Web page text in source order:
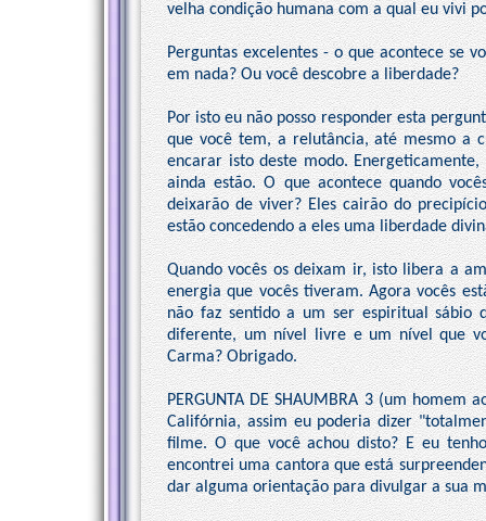
velha condição humana com a qual eu vivi
Perguntas excelentes - o que acontece se
em nada? Ou você descobre a liberdade?
Por isto eu não posso responder esta
que você tem, a relutância, até mesmo a
encarar isto deste modo.
ainda estão. O que acontece quando
deixarão de viver? Eles cairão do
estão concedendo a eles uma liberdade
Quando vocês os deixam ir, isto libera a
energia que vocês tiveram. Agora vocês
não faz sentido a um ser espiritual sábio
diferente, um nível livre e um nível que
Carma? Obrigado.
PERGUNTA DE SHAUMBRA 3 (um
Califórnia, assim eu poderia dizer
filme. O que você achou disto? E eu
encontrei uma cantora que está
dar alguma orientação para divulgar a sua